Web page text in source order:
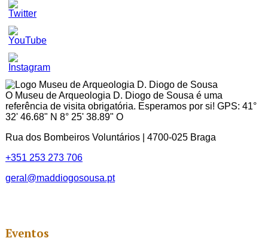
Set
Youtube
Channel
ID
O Museu de Arqueologia D. Diogo de Sousa é uma
referência de visita obrigatória. Esperamos por si! GPS: 41°
32' 46.68" N 8° 25' 38.89" O
Rua dos Bombeiros Voluntários | 4700-025 Braga
+351 253 273 706
geral@maddiogosousa.pt
Eventos